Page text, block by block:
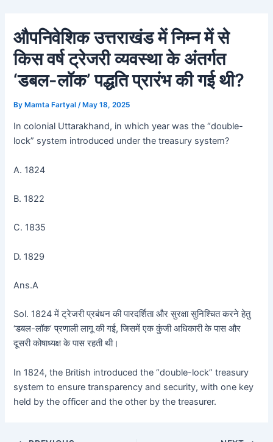
content
औपनिवेशिक उत्तराखंड में निम्न में से
किस वर्ष ट्रेजरी व्यवस्था के अंतर्गत
‘डबल-लॉक’ पद्धति प्रारंभ की गई थी?
ByMamta Fartyal /May 18, 2025
In colonial Uttarakhand, in which year was the “double-
lock” system introduced under the treasury system?
A. 1824
B. 1822
C. 1835
D. 1829
Ans.A
Sol. 1824 में ट्रेजरी प्रबंधन की पारदर्शिता और सुरक्षा सुनिश्चित करने हेतु
‘डबल-लॉक’ प्रणाली लागू की गई, जिसमें एक कुंजी अधिकारी के पास और
दूसरी कोषाध्यक्ष के पास रहती थी।
In 1824, the British introduced the “double-lock” treasury
system to ensure transparency and security, with one key
held by the officer and the other by the treasurer.